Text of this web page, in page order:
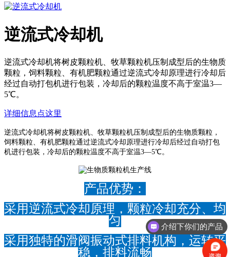
逆流式冷却机
逆流式冷却机将树皮颗粒机、牧草颗粒机压制成型后的生物质
颗粒，饲料颗粒、有机肥颗粒通过逆流式冷却原理进行冷却后
经过自动打包机进行包装，冷却后的颗粒温度不高于室温3—
5℃。
详细信息点这里
逆流式冷却机将树皮颗粒机、牧草颗粒机压制成型后的生物质颗粒，
饲料颗粒、有机肥颗粒通过逆流式冷却原理进行冷却后经过自动打包
机进行包装，冷却后的颗粒温度不高于室温3—5℃。
产品优势：
采用逆流式冷却原理，颗粒冷却充分、均
匀
采用独特的滑阀振动式排料机构，运转平
稳，排料流畅
介绍下你们的产品